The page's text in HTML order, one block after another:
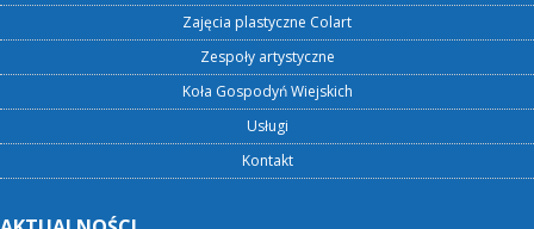
Zajęcia plastyczne Colart
Zespoły artystyczne
Koła Gospodyń Wiejskich
Usługi
Kontakt